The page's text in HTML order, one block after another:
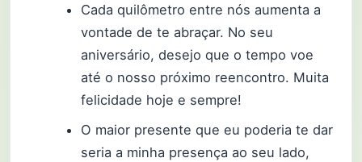
Cada quilômetro entre nós aumenta a
vontade de te abraçar. No seu
aniversário, desejo que o tempo voe
até o nosso próximo reencontro. Muita
felicidade hoje e sempre!
O maior presente que eu poderia te dar
seria a minha presença ao seu lado,